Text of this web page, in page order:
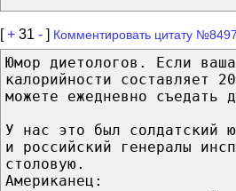
[+ 31 - ] Комментировать цитату
Юмор диетологов. Если
калорийности составляет
можете ежедневно съедать
У нас это был солдатский
и российский генералы
столовую.
Американец: